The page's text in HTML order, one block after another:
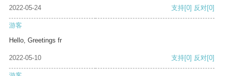
2022-05-24 支持[0] 反对[0]
游客
Hello, Greetings fr
2022-05-10 支持[0] 反对[0]